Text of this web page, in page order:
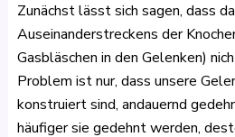
Zunächst lässt sich sagen, dass
Auseinanderstreckens der
Gasbläschen in den Gelenken)
Problem ist nur, dass unsere
konstruiert sind, andauernd
häufiger sie gedehnt werden,